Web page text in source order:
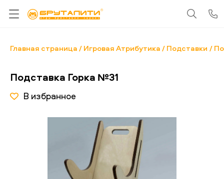
Главная страница Игровая Атрибутика Подставки
Подставка Горка №31
В избранное